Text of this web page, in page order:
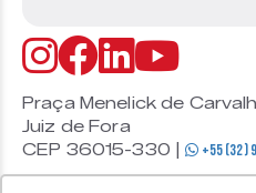
Praça Menelick de
Juiz de Fora
CEP 36015-330 |
+55 (32)